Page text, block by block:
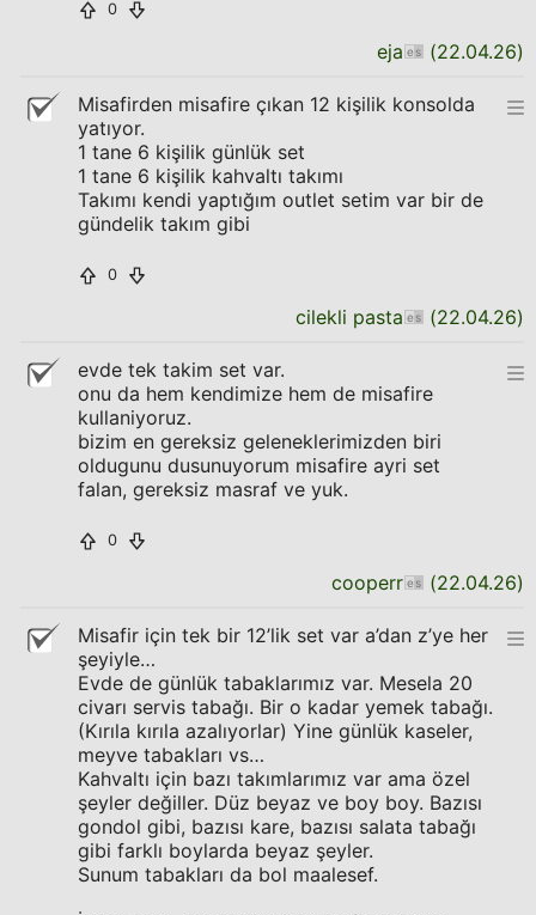
0
eja (22.04.26)
Misafirden misafire çıkan 12 kişilik konsolda
yatıyor.
1 tane 6 kişilik günlük set
1 tane 6 kişilik kahvaltı takımı
Takımı kendi yaptığım outlet setim var bir de
gündelik takım gibi
0
cilekli pasta (22.04.26)
evde tek takim set var.
onu da hem kendimize hem de misafire
kullaniyoruz.
bizim en gereksiz geleneklerimizden biri
oldugunu dusunuyorum misafire ayri set
falan, gereksiz masraf ve yuk.
0
cooperr (22.04.26)
Misafir için tek bir 12’lik set var a’dan z’ye her
şeyiyle…
Evde de günlük tabaklarımız var. Mesela 20
civarı servis tabağı. Bir o kadar yemek tabağı.
(Kırıla kırıla azalıyorlar) Yine günlük kaseler,
meyve tabakları vs…
Kahvaltı için bazı takımlarımız var ama özel
şeyler değiller. Düz beyaz ve boy boy. Bazısı
gondol gibi, bazısı kare, bazısı salata tabağı
gibi farklı boylarda beyaz şeyler.
Sunum tabakları da bol maalesef.